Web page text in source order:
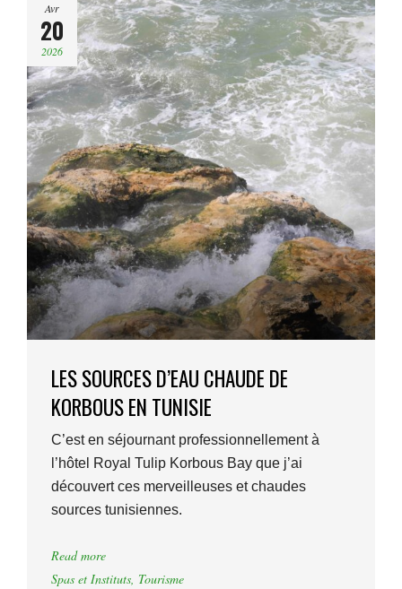
Avr
20
2026
LES SOURCES D’EAU CHAUDE DE
KORBOUS EN TUNISIE
C’est en séjournant professionnellement à
l’hôtel Royal Tulip Korbous Bay que j’ai
découvert ces merveilleuses et chaudes
sources tunisiennes.
Read more
Spas et Instituts, Tourisme